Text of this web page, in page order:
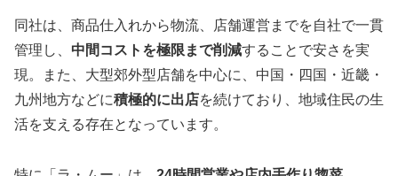
同社は、商品仕入れから物流、店舗運営までを自社で一貫
管理し、 中間コストを極限まで削減することで安さを実
現。また、大型郊外型店舗を中心に、中国・四国・近畿・
九州地方などに積極的に出店を続けており、地域住民の生
活を支える存在となっています。